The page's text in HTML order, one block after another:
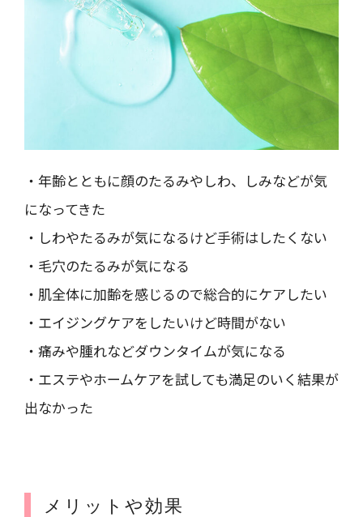
・年齢とともに顔のたるみやしわ、しみなどが気
になってきた
・しわやたるみが気になるけど手術はしたくない
・毛穴のたるみが気になる
・肌全体に加齢を感じるので総合的にケアしたい
・エイジングケアをしたいけど時間がない
・痛みや腫れなどダウンタイムが気になる
・エステやホームケアを試しても満足のいく結果が
出なかった
メリットや効果